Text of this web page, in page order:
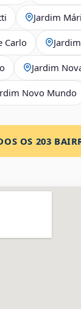
Jardim
Carlo
Jardim
Novo Mundo
OS 203